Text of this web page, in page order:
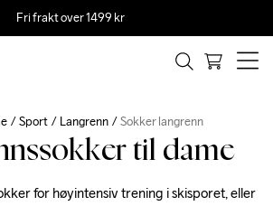
Fri frakt over 1499 kr
Sport Langrenn Sokker langrenn
til dame
for høyintensiv trening i skisporet, eller